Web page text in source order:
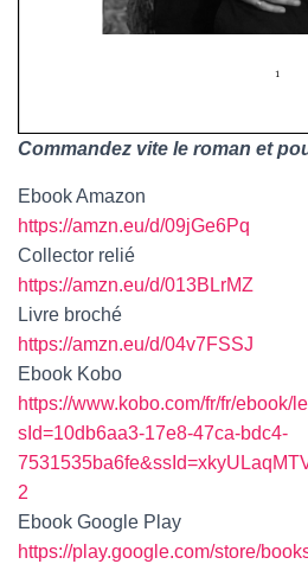
Commandez vite le roman et
Ebook Amazon
https://amzn.eu/d/09jGe6Pq
Collector relié
https://amzn.eu/d/013BLrMZ
Livre broché
https://amzn.eu/d/04v7FSSJ
Ebook Kobo
https://www.kobo.com/fr/fr/ebook/
sId=10db6aa3-17e8-47ca-bdc4-
2
Ebook Google Play
https://play.google.com/store/